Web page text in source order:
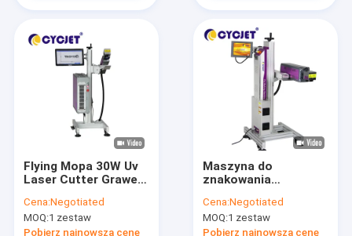
Produkty
Wycieczka po fabryce
Flying Mopa 30W Uv
Laser Cutter Grawer
plastikowych
Cena:Negotiated
MOQ:1 zestaw
Pobierz najnowszą cenę
Maszyna do
znakowania
Co2 Maszyna do
drukowania
laserowego Co2 o
Cena:Negotiated
MOQ:1 zestaw
Pobierz najnowszą cenę